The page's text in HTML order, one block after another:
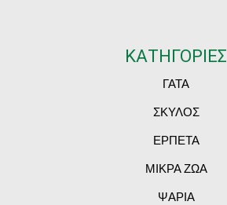
ΚΑΤΗΓΟΡΙΕΣ
ΓΑΤΑ
ΣΚΥΛΟΣ
ΕΡΠΕΤΑ
ΜΙΚΡΑ ΖΩΑ
ΨΑΡΙΑ